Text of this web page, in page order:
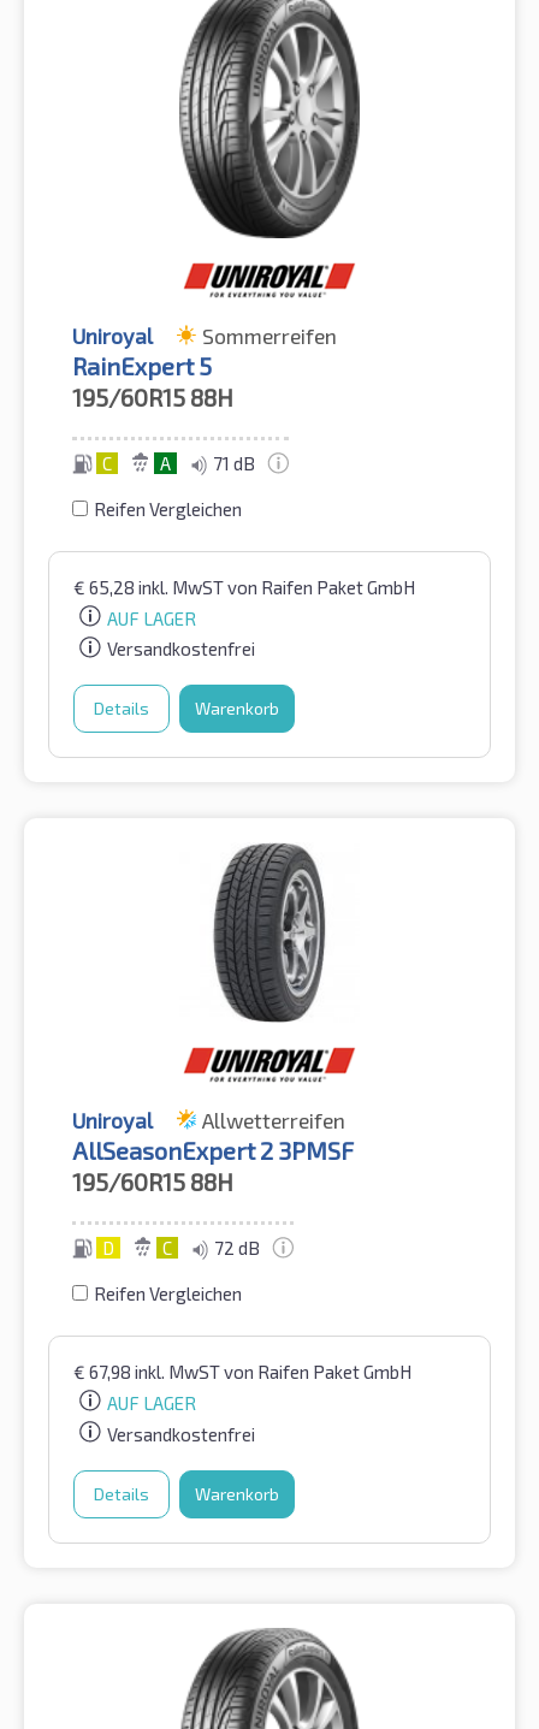
Uniroyal Sommerreifen
RainExpert 5
195/60R15 88H
C A 71 dB
Reifen Vergleichen
€ 65,28 inkl. MwSTvon Raifen Paket GmbH
AUF LAGER
Versandkostenfrei
Details Warenkorb
Uniroyal Allwetterreifen
AllSeasonExpert 2 3PMSF
195/60R15 88H
D C 72 dB
Reifen Vergleichen
€ 67,98 inkl. MwSTvon Raifen Paket GmbH
AUF LAGER
Versandkostenfrei
Details Warenkorb